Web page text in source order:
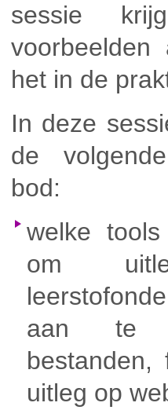
sessie
het in de
In deze
de
bod:
welke
om
aan te
bestanden,
uitleg op